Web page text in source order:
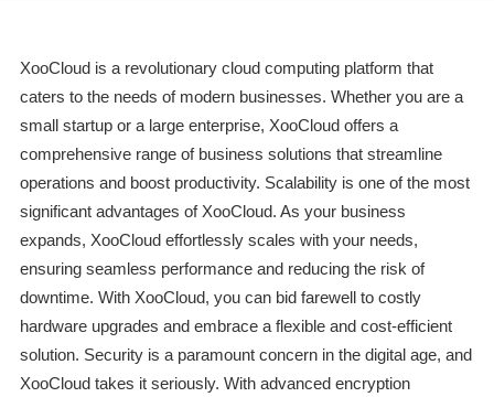
XooCloud is a revolutionary cloud computing platform that
caters to the needs of modern businesses. Whether you are a
small startup or a large enterprise, XooCloud offers a
comprehensive range of business solutions that streamline
operations and boost productivity. Scalability is one of the most
significant advantages of XooCloud. As your business
expands, XooCloud effortlessly scales with your needs,
ensuring seamless performance and reducing the risk of
downtime. With XooCloud, you can bid farewell to costly
hardware upgrades and embrace a flexible and cost-efficient
solution. Security is a paramount concern in the digital age, and
XooCloud takes it seriously. With advanced encryption